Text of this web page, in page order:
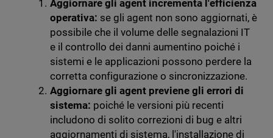
Aggiornare gli agent incrementa l'efficienza
operativa: se gli agent non sono aggiornati, è
possibile che il volume delle segnalazioni IT
e il controllo dei danni aumentino poiché i
sistemi e le applicazioni possono perdere la
corretta configurazione o sincronizzazione.
Aggiornare gli agent previene gli errori di
sistema: poiché le versioni più recenti
includono di solito correzioni di bug e altri
aggiornamenti di sistema, l'installazione di